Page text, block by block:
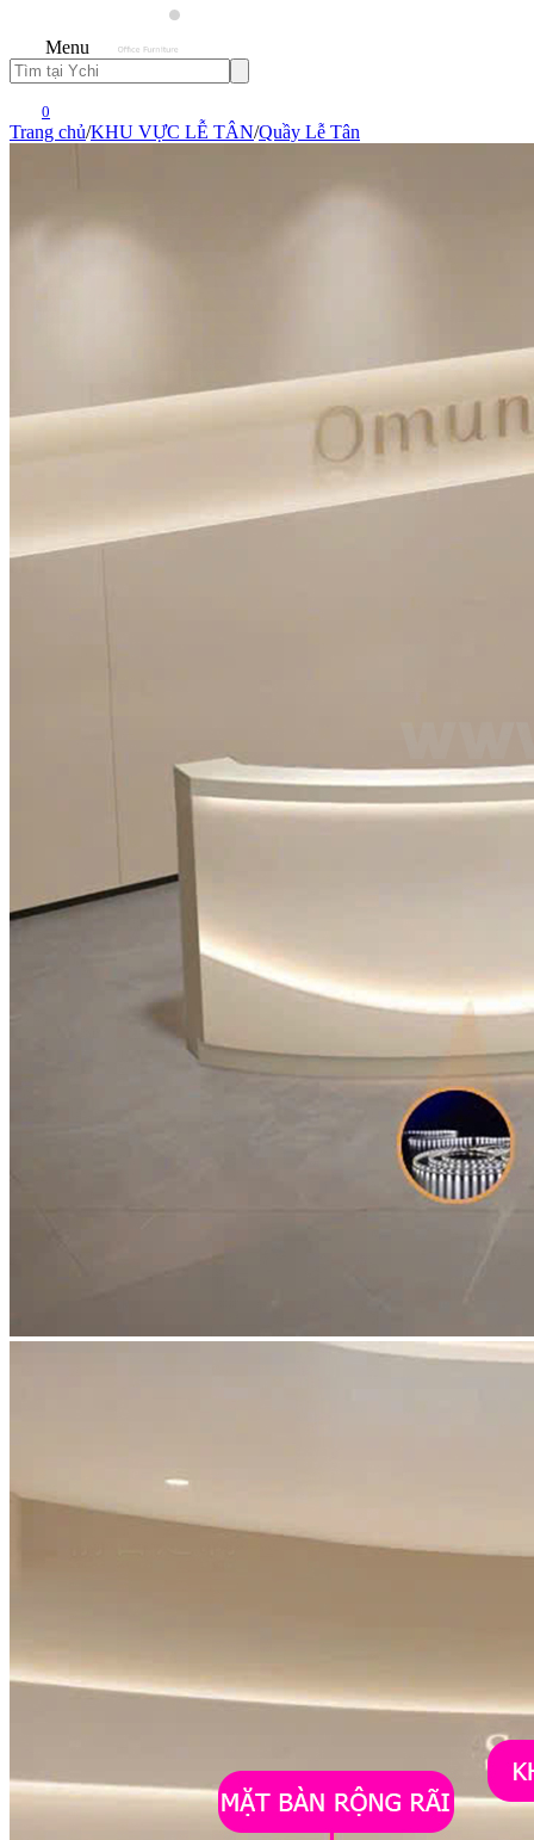
Menu
0
Trang chủ/KHU VỰC LỄ TÂN/Quầy Lễ Tân